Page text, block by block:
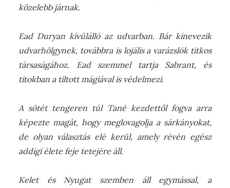
közelebb járnak.
Ead Duryan kívülálló az udvarban. Bár kinevezik
udvarhölgynek, továbbra is lojális a varázslók titkos
társaságához. Ead szemmel tartja Sabrant, és
titokban a tiltott mágiával is védelmezi.
A sötét tengeren túl Tané kezdettől fogva arra
képezte magát, hogy meglovagolja a sárkányokat,
de olyan választás elé kerül, amely révén egész
addigi élete feje tetejére áll.
Kelet és Nyugat szemben áll egymással, a